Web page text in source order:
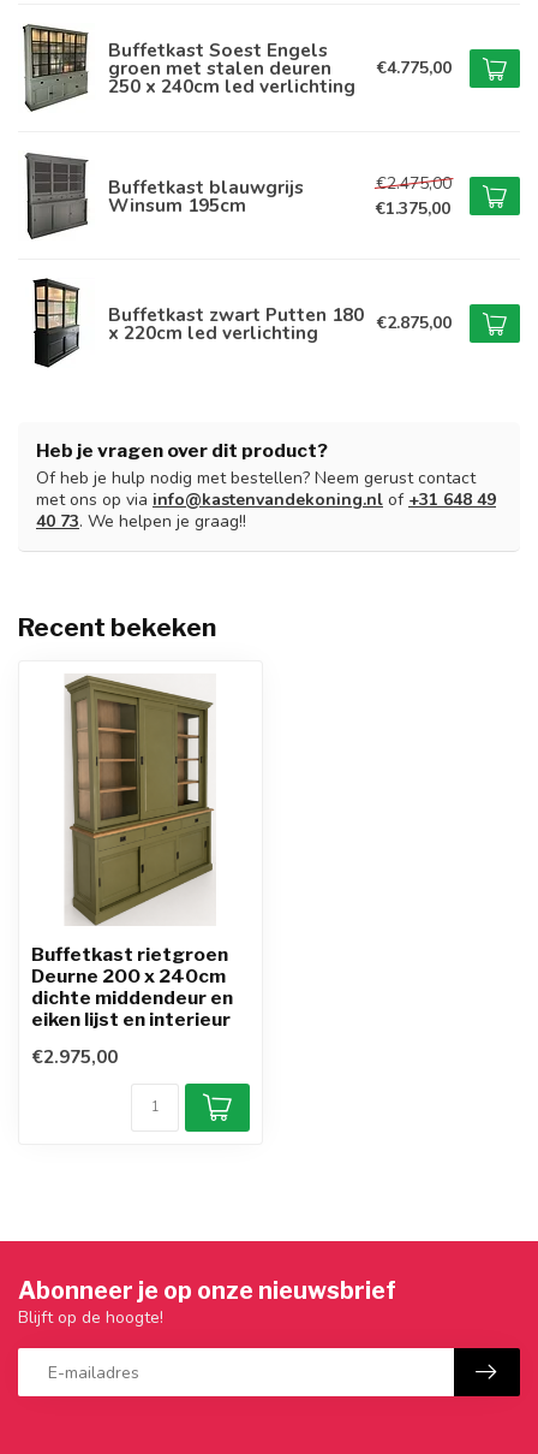
Buffetkast Soest Engels
groen met stalen deuren
250 x 240cm led verlichting
€4.775,00
Buffetkast blauwgrijs
Winsum 195cm
€2.475,00
€1.375,00
Buffetkast zwart Putten 180
x 220cm led verlichting €2.875,00
Heb je vragen over dit product?
Of heb je hulp nodig met bestellen? Neem gerust contact
met ons op via info@kastenvandekoning.nl of +31 648 49
40 73. We helpen je graag!!
Recent bekeken
Buffetkast rietgroen
Deurne 200 x 240cm
dichte middendeur en
eiken lijst en interieur
€2.975,00
Abonneer je op onze nieuwsbrief
Blijft op de hoogte!